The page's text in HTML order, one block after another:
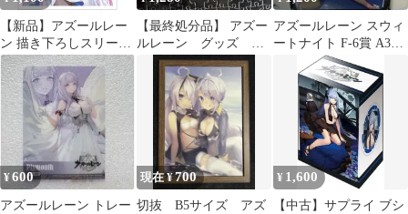
【新品】アズールレー
ン 描き下ろしスリーブ
（ガンズウェイ/冬デー
ト）【正規品】
【最終処分品】 アズー
ルレーン グッズ セ
ット
アズールレーン スウィ
ートナイト F-6賞 A3ク
リアポスター ロンドン
¥600
アズールレーン トレー
現在 ¥700
切抜 B5サイズ アズ
¥ 1,600
【中古】サプライ ブシ